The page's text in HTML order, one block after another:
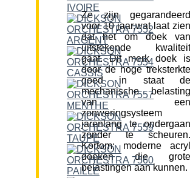
Ze zijn gegarandeerd
voor 10 jaar,wat laat zien
dat het om doek van
uitstekende kwaliteit
gaat. Dit merk doek is
door de hoge treksterkte
goed in staat de
mechanische belasting
van een
zonweringsysteem
jarenlang te ondergaan
zonder te scheuren.
Kortom; moderne acryl
doeken die grote
belastingen aan kunnen.